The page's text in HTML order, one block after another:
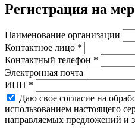
Регистрация на
Наименование организации
Контактное лицо *
Контактный телефон *
Электронная почта
ИНН *
Даю свое согласие на
использованием настоящего
направляемых предложений и